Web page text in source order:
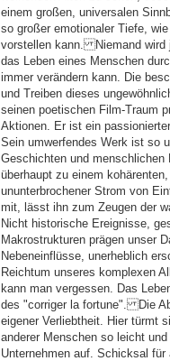
einem großen, universalen
so großer emotionaler Tiefe,
vorstellen kann. Niemand wird
das Leben eines Menschen
immer verändern kann. Die
und Treiben dieses
seinen poetischen Film-Traum
Aktionen. Er ist ein
Sein umwerfendes Werk ist so
Geschichten und
überhaupt zu einem
ununterbrochener Strom von
mit, lässt ihn zum Zeugen der
Nicht historische Ereignisse,
Makrostrukturen prägen unser
Nebeneinflüsse, unerheblich
Reichtum unseres komplexen
kann man vergessen. Das
des "corriger la fortune". Die
eigener Verliebtheit. Hier türmt
anderer Menschen so leicht
Unternehmen auf. Schicksal